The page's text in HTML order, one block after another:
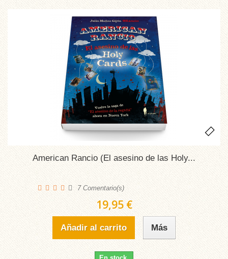
American Rancio (El asesino de las Holy...
7Comentario(s)
19,95 €
Añadir al carrito Más